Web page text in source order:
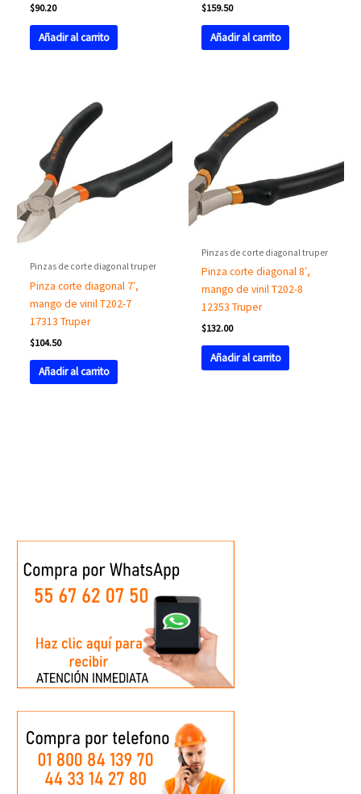
$90.20
Añadir al carrito
$159.50
Añadir al carrito
Pinzas de corte diagonal truper
Pinza corte diagonal 7′,
mango de vinil T202-7
17313 Truper
$104.50
Añadir al carrito
Pinzas de corte diagonal truper
Pinza corte diagonal 8′,
mango de vinil T202-8
12353 Truper
$132.00
Añadir al carrito